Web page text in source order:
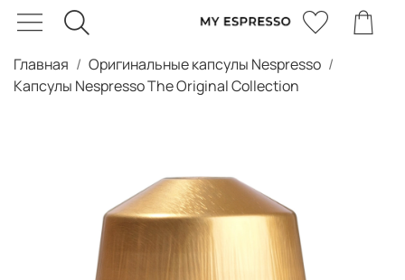
Главная
Оригинальные капсулы Nespresso
Капсулы Nespresso The Original Collection